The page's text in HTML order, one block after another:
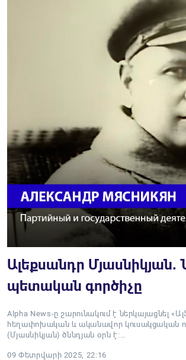
Ալեքսանդր
պետական գործիչը
Alpha News-ը շարունակում է ներկայացնել
հեղափոխական և ականավոր կուսակցական
(Մյասնիկյան) ծննդյան օրն է:…
09 Փետրվարի 2025, 22:16